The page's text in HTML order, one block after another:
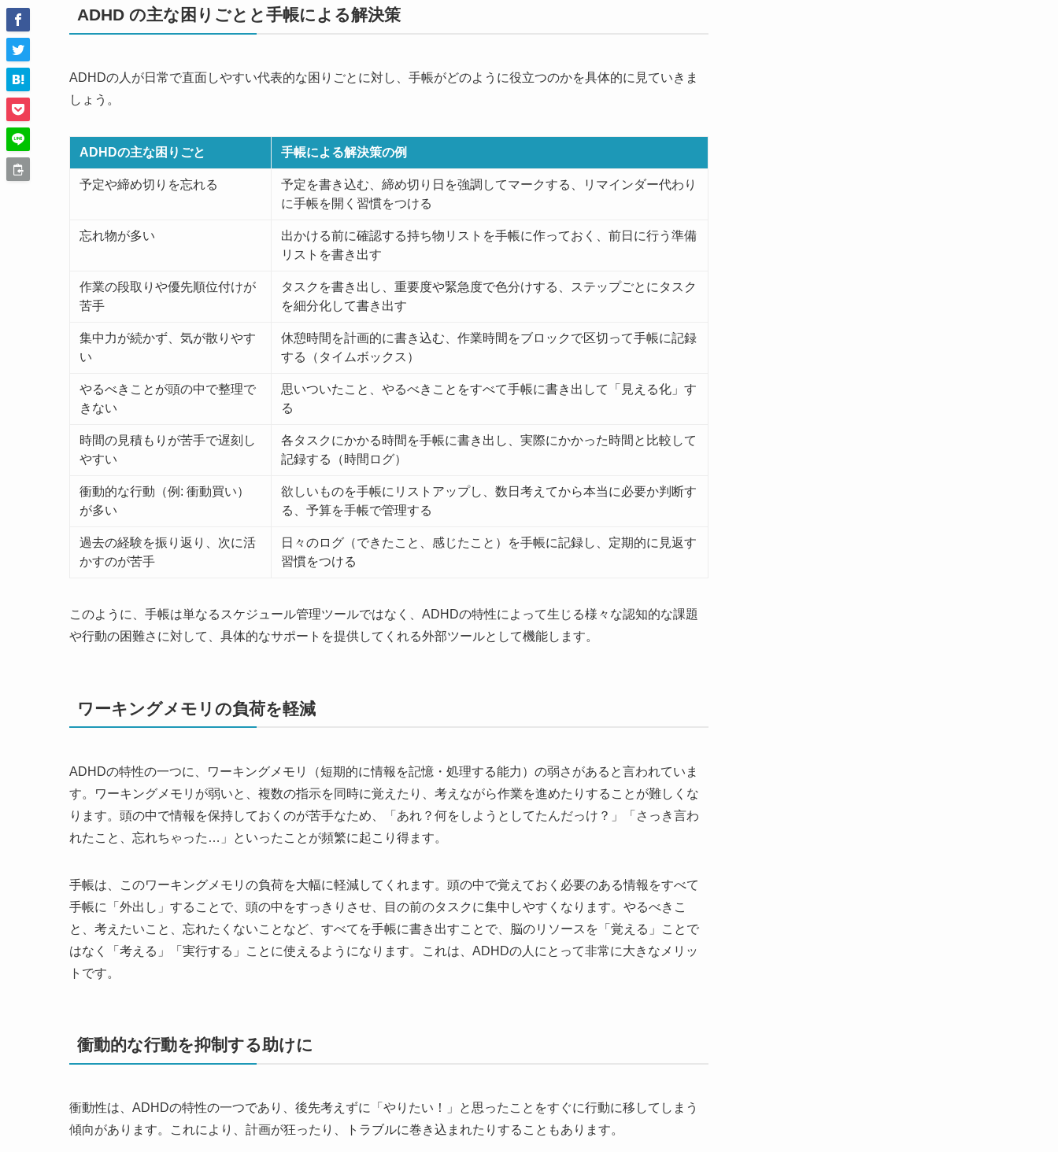
ADHD の主な困りごとと手帳による解決策
ADHDの人が日常で直面しやすい代表的な困りごとに対し、手帳がどのように役立つのかを具体的に見ていきま
しょう。
ADHDの主な困りごと 手帳による解決策の例
予定や締め切りを忘れる
予定を書き込む、締め切り日を強調してマークする、リマインダー代わり
に手帳を開く習慣をつける
忘れ物が多い
出かける前に確認する持ち物リストを手帳に作っておく、前日に行う準備
リストを書き出す
作業の段取りや優先順位付けが
苦手
タスクを書き出し、重要度や緊急度で色分けする、ステップごとにタスク
を細分化して書き出す
集中力が続かず、気が散りやす
い
休憩時間を計画的に書き込む、作業時間をブロックで区切って手帳に記録
する（タイムボックス）
やるべきことが頭の中で整理で
きない
思いついたこと、やるべきことをすべて手帳に書き出して「見える化」す
る
時間の見積もりが苦手で遅刻し
やすい
各タスクにかかる時間を手帳に書き出し、実際にかかった時間と比較して
記録する（時間ログ）
衝動的な行動（例: 衝動買い）
が多い
欲しいものを手帳にリストアップし、数日考えてから本当に必要か判断す
る、予算を手帳で管理する
過去の経験を振り返り、次に活
かすのが苦手
日々のログ（できたこと、感じたこと）を手帳に記録し、定期的に見返す
習慣をつける
このように、手帳は単なるスケジュール管理ツールではなく、ADHDの特性によって生じる様々な認知的な課題
や行動の困難さに対して、具体的なサポートを提供してくれる外部ツールとして機能します。
ワーキングメモリの負荷を軽減
ADHDの特性の一つに、ワーキングメモリ（短期的に情報を記憶・処理する能力）の弱さがあると言われていま
す。ワーキングメモリが弱いと、複数の指示を同時に覚えたり、考えながら作業を進めたりすることが難しくな
ります。頭の中で情報を保持しておくのが苦手なため、「あれ？何をしようとしてたんだっけ？」「さっき言わ
れたこと、忘れちゃった…」といったことが頻繁に起こり得ます。
手帳は、このワーキングメモリの負荷を大幅に軽減してくれます。頭の中で覚えておく必要のある情報をすべて
手帳に「外出し」することで、頭の中をすっきりさせ、目の前のタスクに集中しやすくなります。やるべきこ
と、考えたいこと、忘れたくないことなど、すべてを手帳に書き出すことで、脳のリソースを「覚える」ことで
はなく「考える」「実行する」ことに使えるようになります。これは、ADHDの人にとって非常に大きなメリッ
トです。
衝動的な行動を抑制する助けに
衝動性は、ADHDの特性の一つであり、後先考えずに「やりたい！」と思ったことをすぐに行動に移してしまう
傾向があります。これにより、計画が狂ったり、トラブルに巻き込まれたりすることもあります。